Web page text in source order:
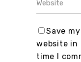
Save
website in
time I